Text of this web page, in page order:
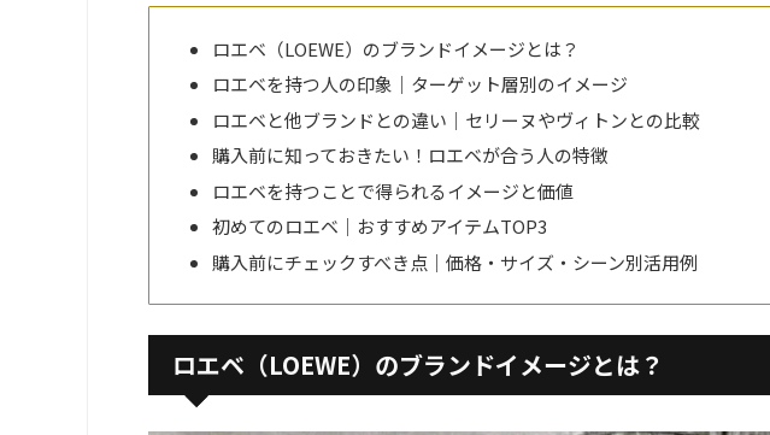
ロエベ（LOEWE）のブランドイメージとは？
ロエベを持つ人の印象｜ターゲット層別のイメージ
ロエベと他ブランドとの違い｜セリーヌやヴィトンとの比較
購入前に知っておきたい！ロエベが合う人の特徴
ロエベを持つことで得られるイメージと価値
初めてのロエベ｜おすすめアイテムTOP3
購入前にチェックすべき点｜価格・サイズ・シーン別活用例
ロエベ（LOEWE）のブランドイメージとは？